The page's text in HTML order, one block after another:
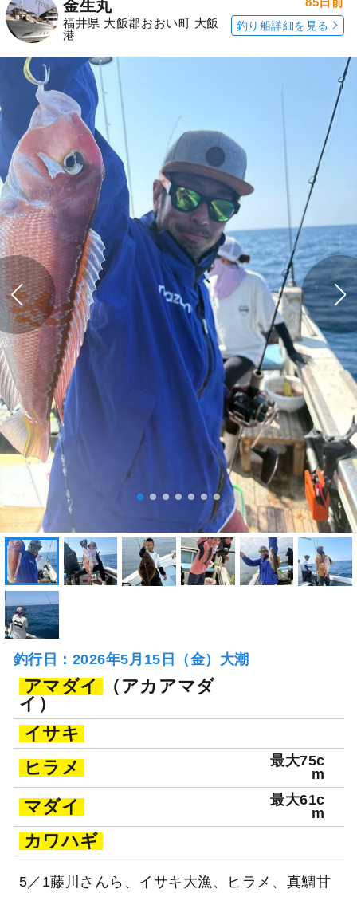
金生丸
福井県 大飯郡おおい町 大飯
港
釣り船詳細を見る
釣行日：2026年5月15日（金）大潮
アマダイ
（アカアマダ
イ）
イサキ
ヒラメ
最大75c
m
マダイ
最大61c
m
カワハギ
5／1藤川さんら、イサキ大漁、ヒラメ、真鯛甘